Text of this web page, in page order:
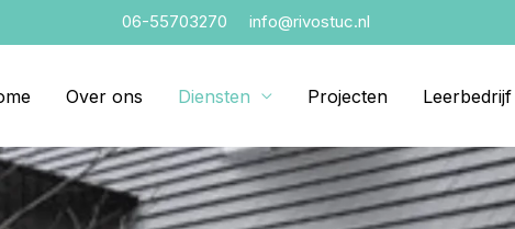
06-55703270 info@rivostuc.nl
Over ons Diensten Projecten Leerbedrijf